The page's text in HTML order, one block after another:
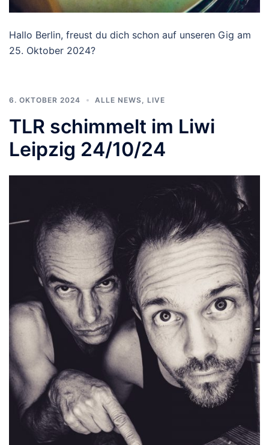
Hallo Berlin, freust du dich schon auf unseren Gig am
25. Oktober 2024?
6. OKTOBER 2024 ALLE NEWS LIVE
TLR schimmelt im Liwi
Leipzig 24/10/24